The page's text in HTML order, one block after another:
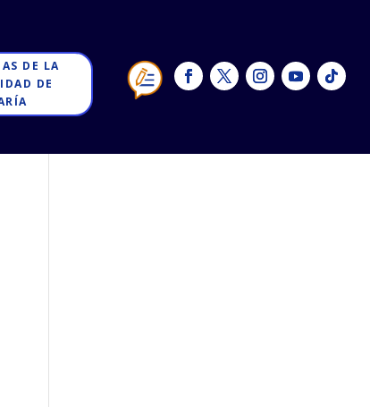
DE LA
DE